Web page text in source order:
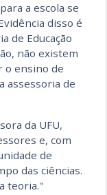
a escola se
disso é
de Educação
não existem
o ensino de
assessoria de
da UFU,
e, com
de
das ciências.
teoria."